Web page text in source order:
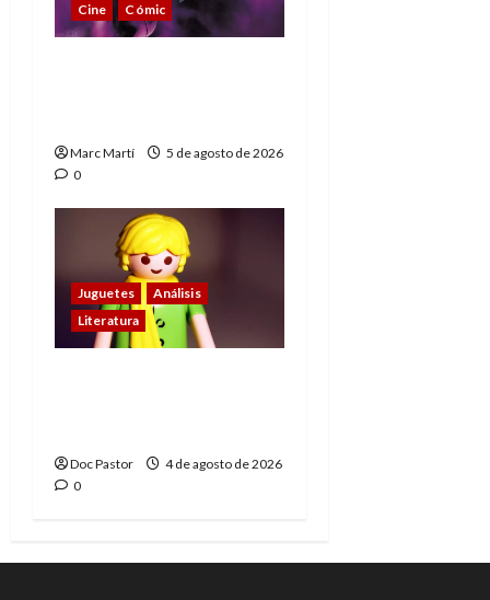
Cine Cómic
Marc Martí
5 de agosto de 2026
0
Juguetes
Análisis
Literatura
Doc Pastor
4 de agosto de 2026
0